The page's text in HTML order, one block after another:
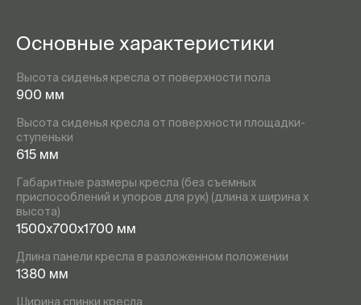
Основные характеристики
Высота сиденья кресла от поверхности пола
900 мм
Высота сиденья кресла от поверхности площадки-
ступеньки
615 мм
Габаритные размеры кресла (без съемных
приспособлений и упоров для рук) (длина х ширина х
высота)
1500х700х1700 мм
Длина панели кресла в разложенном положении
1380 мм
Ширина спинки кресла